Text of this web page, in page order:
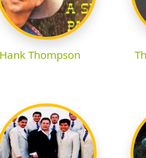
Hank Thompson